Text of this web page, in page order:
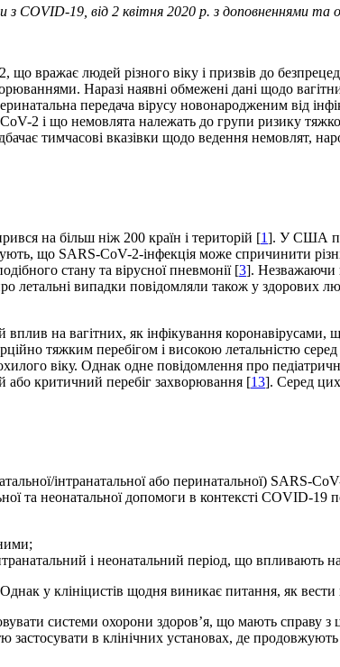
COVID-19, від 2 квітня 2020 р. з доповненнями та
вражає людей різного віку і призвів до
Наразі наявні обмежені дані щодо
передача вірусу новонародженим від
2 і що немовлята належать до групи ризику
тимчасові вказівки щодо ведення немовлят,
на більш ніж 200 країн і територій [1]. У США
що SARS-CoV-2-інфекція може спричинити
стану та вірусної пневмонії [3]. Незважаючи
летальні випадки повідомляли також у здорових
на вагітних, як інфікування
тяжким перебігом і високою летальністю
віку. Однак одне повідомлення про
або критичний перебіг захворювання [13]. Серед цих
інтранатальної або перинатальної) SARS-
та неонатальної допомоги в контексті COVID-19
і неонатальний період, що впливають
у клініцистів щодня виникає питання, як
системи охорони здоров’я, що мають справу
в клінічних установах, де